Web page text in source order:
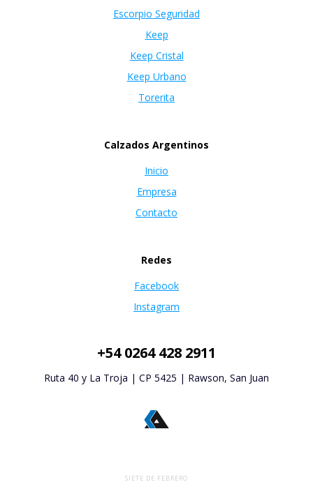
Escorpio Seguridad
Keep
Keep Cristal
Keep Urbano
Torerita
Calzados Argentinos
Inicio
Empresa
Contacto
Redes
Facebook
Instagram
+54 0264 428 2911
Ruta 40 y La Troja | CP 5425 | Rawson, San Juan
SIETE DE FEBRERO